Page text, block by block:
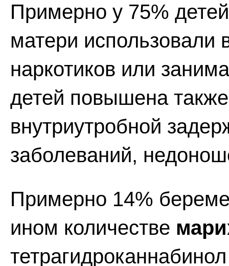
Примерно у 75%
матери использовали
наркотиков или
детей повышена также
внутриутробной
заболеваний,
Примерно 14%
ином количестве